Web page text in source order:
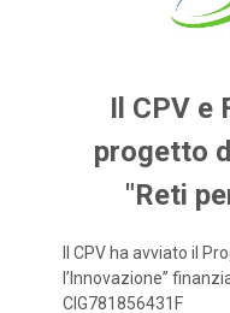
Il CPV e
progetto
"Reti
Il CPV ha avviato il
l’Innovazione”
CIG781856431F